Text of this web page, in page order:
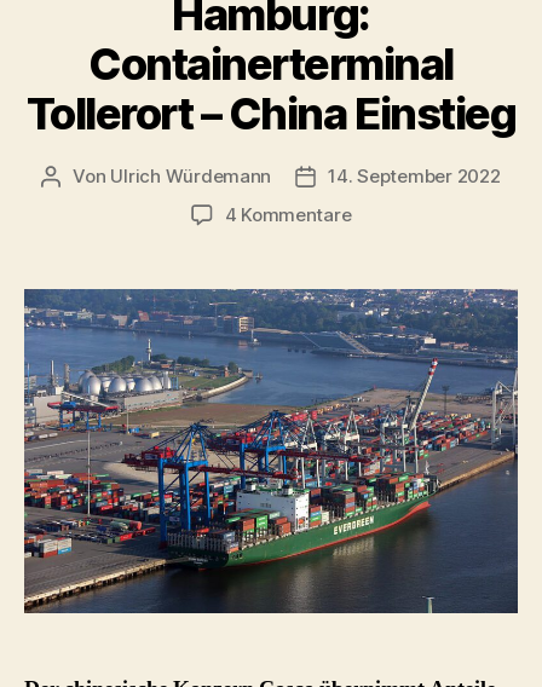
Hamburg:
Containerterminal
Tollerort – China Einstieg
Beitragsautor
Von Ulrich Würdemann Beitragsdatum
14. September 2022
4 Kommentarezu
Tollerort
–
China